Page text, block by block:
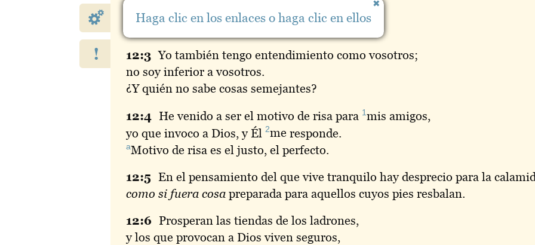
!
12:2 Ciertamente
vosotros sois el pueblo,
y con vosotros morirá la sabiduría.
12:3 Yo también tengo entendimiento como vosotros;
no soy inferior a vosotros.
¿Y quién no sabe cosas semejantes?
12:4 He venido a ser el motivo de risa para 1mis amigos,
yo que invoco a Dios, y Él 2me responde.
aMotivo de risa es el justo, el perfecto.
12:5 En el pensamiento del que vive tranquilo hay desprecio para la
como si fuera cosa preparada para aquellos cuyos pies resbalan.
12:6 Prosperan las tiendas de los ladrones,
y los que provocan a Dios viven seguros,
Haga clic en los enlaces o haga clic en ellos